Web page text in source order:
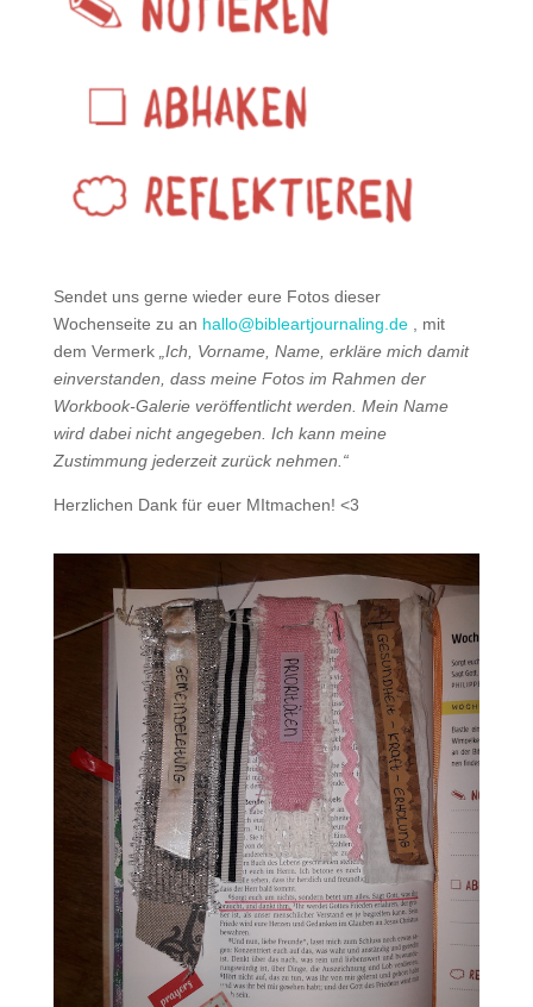
Sendet uns gerne wieder eure Fotos dieser
Wochenseite zu an hallo@bibleartjournaling.de, mit
dem Vermerk „Ich, Vorname, Name, erkläre mich damit
einverstanden, dass meine Fotos im Rahmen der
Workbook-Galerie veröffentlicht werden. Mein Name
wird dabei nicht angegeben. Ich kann meine
Zustimmung jederzeit zurück nehmen.“
Herzlichen Dank für euer MItmachen! <3